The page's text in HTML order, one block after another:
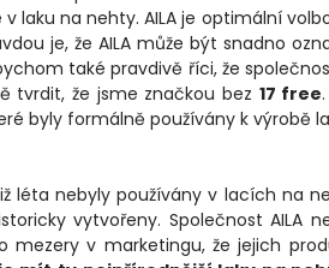
laku na nehty. AILA je optimální
je, že AILA může být snadno
také pravdivě říci, že
tvrdit, že jsme značkou bez 17 free
byly formálně používány k výrobě
léta nebyly používány v lacích na
vytvořeny. Společnost AILA
mezery v marketingu, že jejich